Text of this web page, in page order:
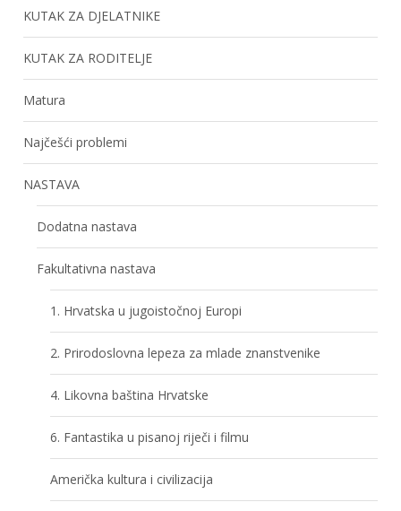
KUTAK ZA DJELATNIKE
KUTAK ZA RODITELJE
Matura
Najčešći problemi
NASTAVA
Dodatna nastava
Fakultativna nastava
1. Hrvatska u jugoistočnoj Europi
2. Prirodoslovna lepeza za mlade znanstvenike
4. Likovna baština Hrvatske
6. Fantastika u pisanoj riječi i filmu
Američka kultura i civilizacija